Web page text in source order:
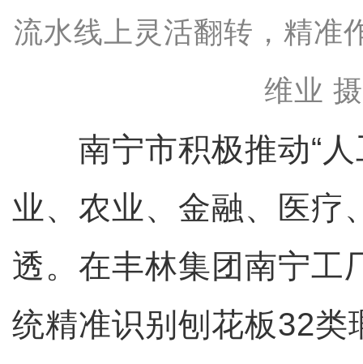
流水线上灵活翻转，精准
维业 摄
南宁市积极推动“人
业、农业、金融、医疗
透。在丰林集团南宁工
统精准识别刨花板32类